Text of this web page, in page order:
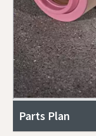
Parts Plan